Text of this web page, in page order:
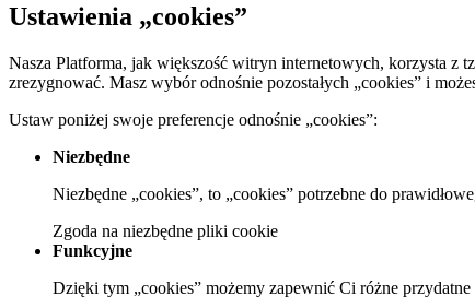
Ustawienia „cookies”
Nasza Platforma, jak większość witryn internetowych, korzysta z
zrezygnować. Masz wybór odnośnie pozostałych „cookies” i
Ustaw poniżej swoje preferencje odnośnie „cookies”:
Niezbędne
Niezbędne „cookies”, to „cookies” potrzebne do
Zgoda na niezbędne pliki cookie
Funkcyjne
Dzięki tym „cookies” możemy zapewnić Ci różne